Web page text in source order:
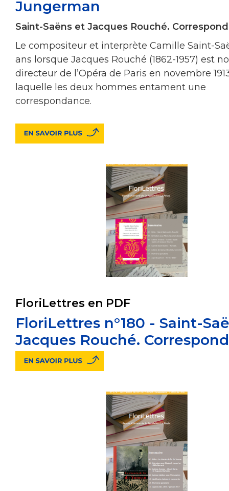
Jungerman
Saint-Saëns et Jacques Rouché.
Le compositeur et interprète Camille Saint-
ans lorsque Jacques Rouché (1862-1957) est
directeur de l’Opéra de Paris en novembre
laquelle les deux hommes entament une
correspondance.
FloriLettres en PDF
FloriLettres n°180 - Saint-
Jacques Rouché.